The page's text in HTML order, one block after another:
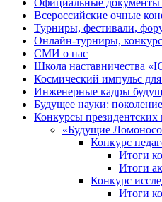
Официальные документы
Всероссийские очные
Турниры, фестивали,
Онлайн-турниры,
СМИ о нас
Школа наставничества
Космический импульс
Инженерные кадры
Будущее науки:
Конкурсы президентских
«Будущие
Конкурс
Итоги
Итоги
Конкурс
Итоги